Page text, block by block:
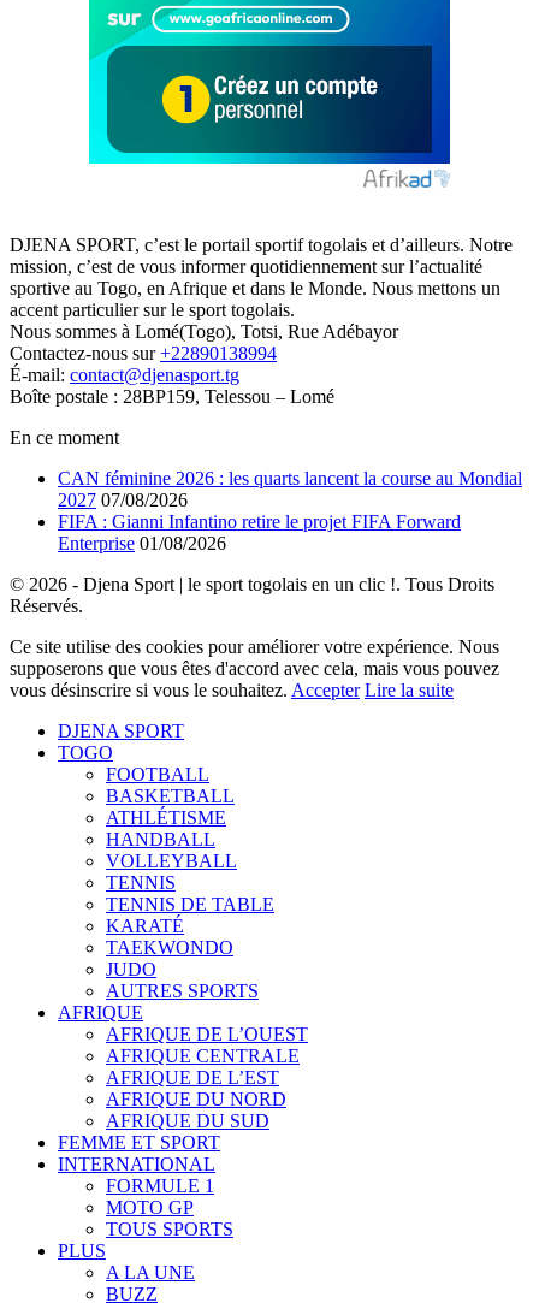
DJENA SPORT, c’est le portail sportif togolais et d’ailleurs. Notre
mission, c’est de vous informer quotidiennement sur l’actualité
sportive au Togo, en Afrique et dans le Monde. Nous mettons un
accent particulier sur le sport togolais.
Nous sommes à Lomé(Togo), Totsi, Rue Adébayor
Contactez-nous sur+22890138994
É-mail: contact@djenasport.tg
Boîte postale : 28BP159, Telessou – Lomé
En ce moment
CAN féminine 2026 : les quarts lancent la course au Mondial
2027 07/08/2026
FIFA : Gianni Infantino retire le projet FIFA Forward
Enterprise 01/08/2026
© 2026 - Djena Sport | le sport togolais en un clic !. Tous Droits
Réservés.
Ce site utilise des cookies pour améliorer votre expérience. Nous
supposerons que vous êtes d'accord avec cela, mais vous pouvez
vous désinscrire si vous le souhaitez. Accepter Lire la suite
DJENA SPORT
TOGO
FOOTBALL
BASKETBALL
ATHLÉTISME
HANDBALL
VOLLEYBALL
TENNIS
TENNIS DE TABLE
KARATÉ
TAEKWONDO
JUDO
AUTRES SPORTS
AFRIQUE
AFRIQUE DE L’OUEST
AFRIQUE CENTRALE
AFRIQUE DE L’EST
AFRIQUE DU NORD
AFRIQUE DU SUD
FEMME ET SPORT
INTERNATIONAL
FORMULE 1
MOTO GP
TOUS SPORTS
PLUS
A LA UNE
BUZZ